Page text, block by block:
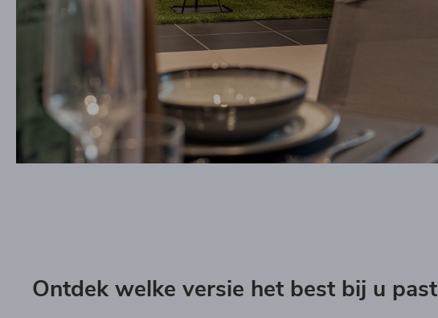
Ontdek welke versie het best bij u past